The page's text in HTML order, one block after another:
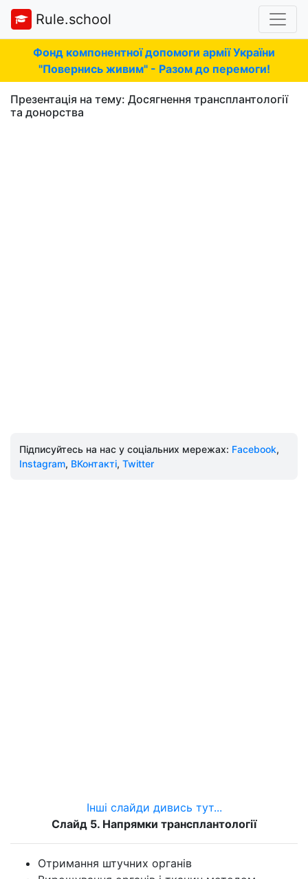
Rule.school
Фонд компонентної допомоги армії України
"Повернись живим" - Разом до перемоги!
Презентація на тему: Досягнення трансплантології
та донорства
Підписуйтесь на нас у соціальних мережах: Facebook,
Instagram, ВКонтакті, Twitter
Інші слайди дивись тут...
Слайд 5. Напрямки трансплантології
Отримання штучних органів